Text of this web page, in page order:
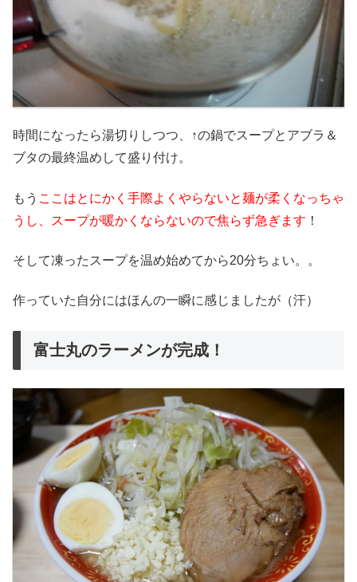
時間になったら湯切りしつつ、↑の鍋でスープとアブラ＆
ブタの最終温めして盛り付け。
もう ここはとにかく手際よくやらないと麺が柔くなっちゃ
うし、スープが暖かくならないので焦らず急ぎます ！
そして凍ったスープを温め始めてから20分ちょい。。
作っていた自分にはほんの一瞬に感じましたが（汗）
富士丸のラーメンが完成！